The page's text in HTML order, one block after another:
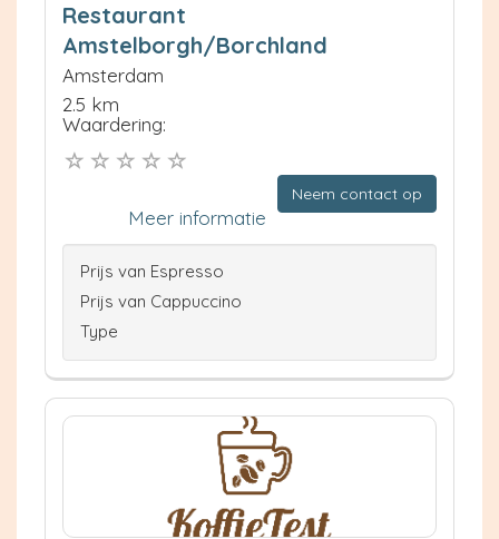
Restaurant
Amstelborgh/Borchland
Amsterdam
2.5 km
Waardering:
Neem contact op
Meer informatie
Prijs van Espresso
Prijs van Cappuccino
Type